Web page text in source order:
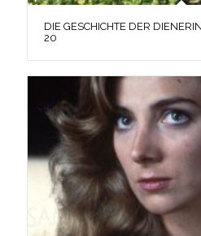
DIE GESCHICHTE DER
20